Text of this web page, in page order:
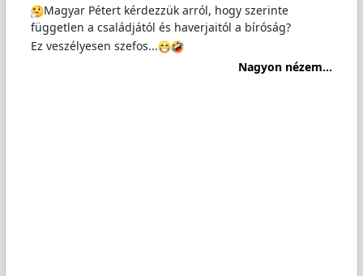
Magyar Pétert kérdezzük arról, hogy szerinte
független a családjától és haverjaitól a bíróság?
Ez veszélyesen szefos...
Nagyon nézem...